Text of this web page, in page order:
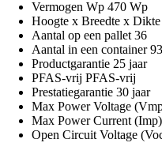
Vermogen Wp 470 Wp
Hoogte x Breedte x Dikte
Aantal op een pallet 36
Aantal in een container
Productgarantie 25 jaar
PFAS-vrij PFAS-vrij
Prestatiegarantie 30 jaar
Max Power Voltage
Max Power Current
Open Circuit Voltage